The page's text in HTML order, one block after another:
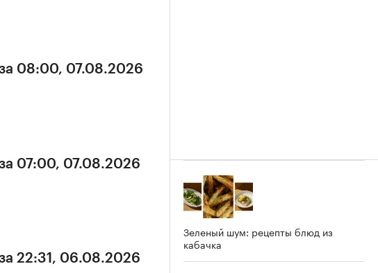
08:00, 07.08.2026
07:00, 07.08.2026
22:31, 06.08.2026
Зеленый шум: рецепты блюд из
кабачка